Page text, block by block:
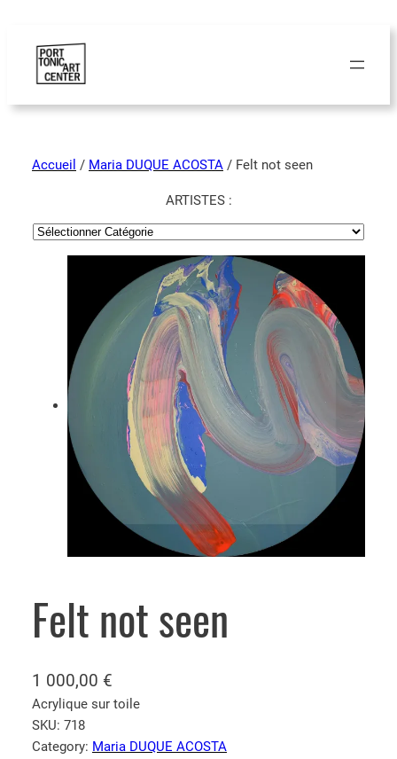
Accueil / Maria DUQUE ACOSTA / Felt not seen
ARTISTES :
Felt not seen
1 000,00 €
Acrylique sur toile
SKU: 718
Category: Maria DUQUE ACOSTA